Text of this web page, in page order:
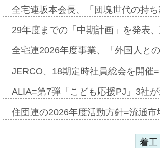
全宅連坂本会長、「団塊世代の持
29年度までの「中期計画」を発表
全宅連2026年度事業、「外国人と
JERCO、18期定時社員総会を開
ALIA=第7弾「こども応援PJ」3社
住団連の2026年度活動方針=流通
着工